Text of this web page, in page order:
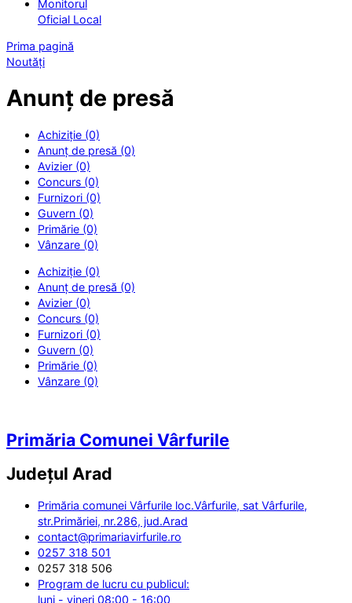
Monitorul
Oficial Local
Prima pagină
Noutăți
Anunț de presă
Achiziție (0)
Anunț de presă (0)
Avizier (0)
Concurs (0)
Furnizori (0)
Guvern (0)
Primărie (0)
Vânzare (0)
Achiziție (0)
Anunț de presă (0)
Avizier (0)
Concurs (0)
Furnizori (0)
Guvern (0)
Primărie (0)
Vânzare (0)
Primăria Comunei Vârfurile
Județul Arad
Primăria comunei Vârfurile loc.Vârfurile, sat Vârfurile,
str.Primăriei, nr.286, jud.Arad
contact@primariavirfurile.ro
0257 318 501
0257 318 506
Program de lucru cu publicul:
luni - vineri 08:00 - 16:00